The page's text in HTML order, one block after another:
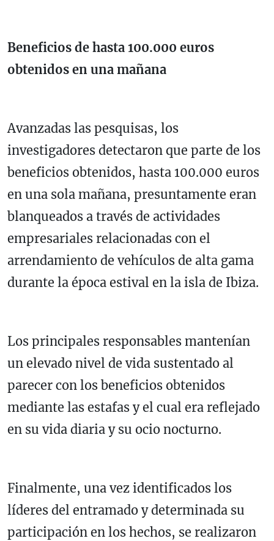
Beneficios de hasta 100.000 euros
obtenidos en una mañana
Avanzadas las pesquisas, los
investigadores detectaron que parte de los
beneficios obtenidos, hasta 100.000 euros
en una sola mañana, presuntamente eran
blanqueados a través de actividades
empresariales relacionadas con el
arrendamiento de vehículos de alta gama
durante la época estival en la isla de Ibiza.
Los principales responsables mantenían
un elevado nivel de vida sustentado al
parecer con los beneficios obtenidos
mediante las estafas y el cual era reflejado
en su vida diaria y su ocio nocturno.
Finalmente, una vez identificados los
líderes del entramado y determinada su
participación en los hechos, se realizaron